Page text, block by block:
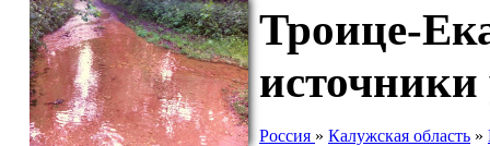
Троице-
источники
Россия » Калужская область »